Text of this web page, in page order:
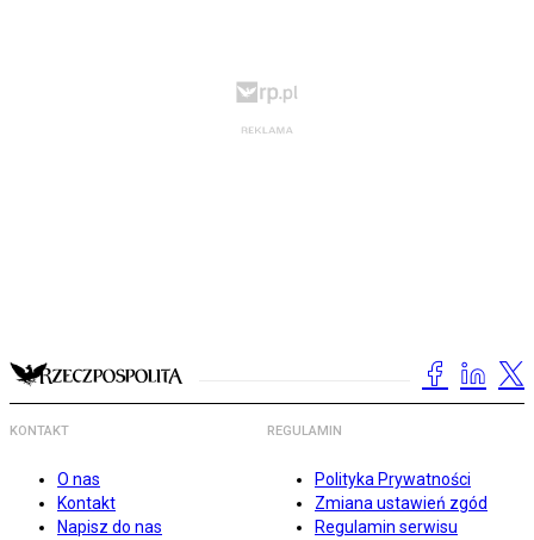
KONTAKT
O nas
Kontakt
Napisz do nas
REGULAMIN
Polityka Prywatności
Zmiana ustawień zgód
Regulamin serwisu